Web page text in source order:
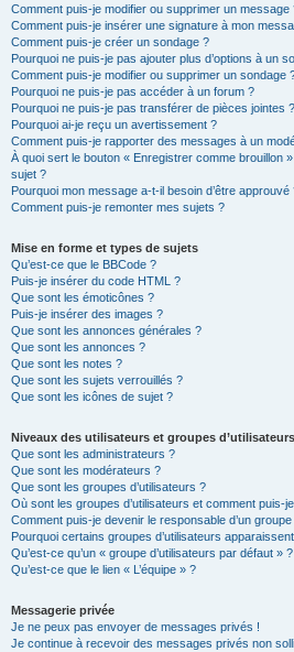
Comment puis-je modifier ou supprimer un message
Comment puis-je insérer une signature à mon
Comment puis-je créer un sondage ?
Pourquoi ne puis-je pas ajouter plus d’options à un
Comment puis-je modifier ou supprimer un sondage
Pourquoi ne puis-je pas accéder à un forum ?
Pourquoi ne puis-je pas transférer de pièces jointes ?
Pourquoi ai-je reçu un avertissement ?
Comment puis-je rapporter des messages à un
À quoi sert le bouton « Enregistrer comme brouillon
sujet ?
Pourquoi mon message a-t-il besoin d’être approuvé
Comment puis-je remonter mes sujets ?
Mise en forme et types de sujets
Qu’est-ce que le BBCode ?
Puis-je insérer du code HTML ?
Que sont les émoticônes ?
Puis-je insérer des images ?
Que sont les annonces générales ?
Que sont les annonces ?
Que sont les notes ?
Que sont les sujets verrouillés ?
Que sont les icônes de sujet ?
Niveaux des utilisateurs et groupes d’utilisateurs
Que sont les administrateurs ?
Que sont les modérateurs ?
Que sont les groupes d’utilisateurs ?
Où sont les groupes d’utilisateurs et comment puis-
Comment puis-je devenir le responsable d’un groupe
Pourquoi certains groupes d’utilisateurs
Qu’est-ce qu’un « groupe d’utilisateurs par défaut » ?
Qu’est-ce que le lien « L’équipe » ?
Messagerie privée
Je ne peux pas envoyer de messages privés !
Je continue à recevoir des messages privés non